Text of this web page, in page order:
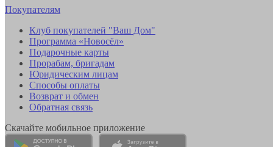
Покупателям
Клуб покупателей "Ваш Дом"
Программа «Новосёл»
Подарочные карты
Прорабам, бригадам
Юридическим лицам
Способы оплаты
Возврат и обмен
Обратная связь
Скачайте мобильное приложение